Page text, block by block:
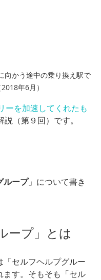
向かう途中の乗り換え駅で
2018年6月）
ーを加速してくれたも
説（第９回）です。
ループ」について書き
ープ」とは
「セルフヘルプグルー
ます。そもそも「セル